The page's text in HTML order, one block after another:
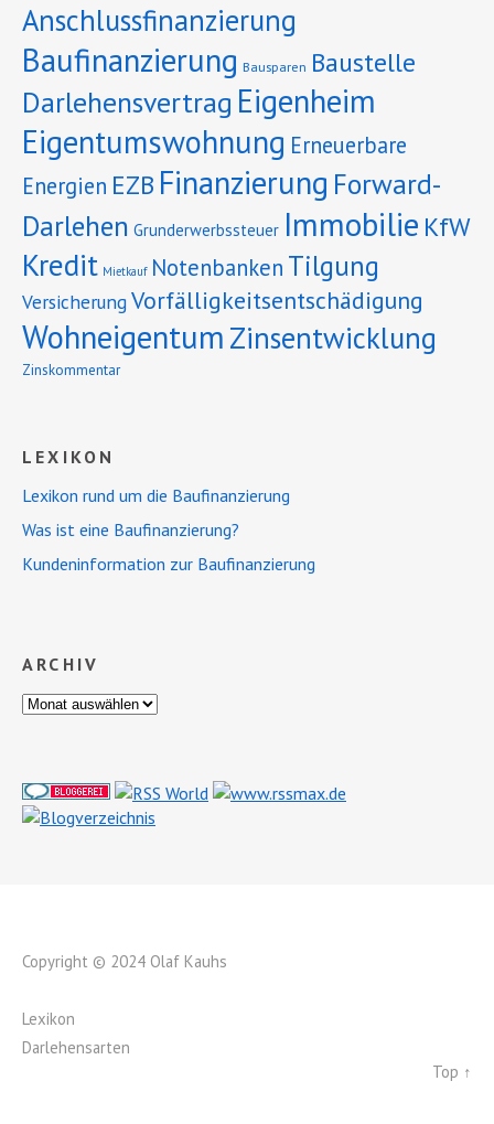
Anschlussfinanzierung
Baufinanzierung Bausparen Baustelle
Darlehensvertrag Eigenheim
Eigentumswohnung Erneuerbare
Energien EZB Finanzierung Forward-
Darlehen Grunderwerbssteuer Immobilie KfW
Kredit Mietkauf Notenbanken Tilgung
VersicherungVorfälligkeitsentschädigung
Wohneigentum Zinsentwicklung
Zinskommentar
LEXIKON
Lexikon rund um die Baufinanzierung
Was ist eine Baufinanzierung?
Kundeninformation zur Baufinanzierung
ARCHIV
Copyright © 2024 Olaf Kauhs
Lexikon
Darlehensarten
Top ↑